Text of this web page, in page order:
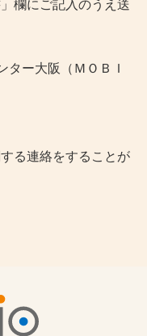
欄にご記入のうえ送
ー大阪（ＭＯＢＩ
る連絡をすることが